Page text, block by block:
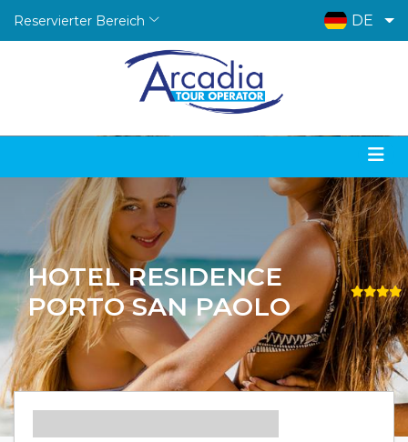
Reservierter Bereich DE
HOTEL RESIDENCE
PORTO SAN PAOLO